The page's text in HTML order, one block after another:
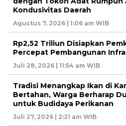
Kondusivitas Daerah
Agustus 7, 2026 | 1:06 am WIB
Rp2,52 Triliun Disiapkan
Percepat Pembangunan
Juli 28, 2026 | 11:54 am WIB
Tradisi Menangkap Ikan di
Bertahan, Warga Berharap
untuk Budidaya Perikanan
Juli 27, 2026 | 2:21 am WIB